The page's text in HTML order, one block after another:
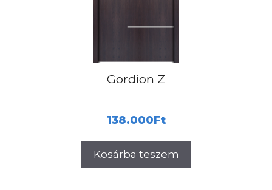
Gordion Z
138.000Ft
Kosárba teszem